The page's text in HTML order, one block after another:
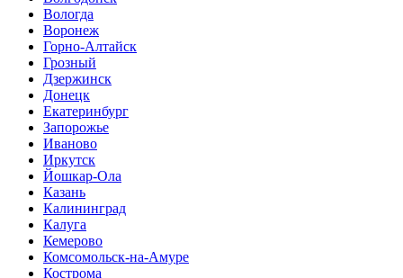
Вологда
Воронеж
Горно-Алтайск
Грозный
Дзержинск
Донецк
Екатеринбург
Запорожье
Иваново
Иркутск
Йошкар-Ола
Казань
Калининград
Калуга
Кемерово
Комсомольск-на-Амуре
Кострома